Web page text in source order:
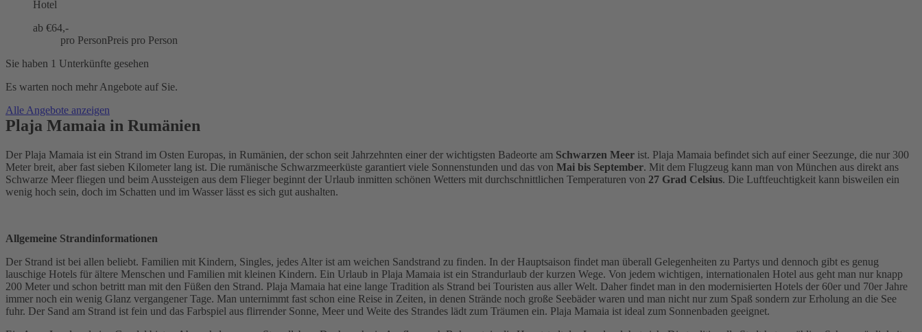
Hotel
ab €64,-
pro PersonPreis pro Person
Sie haben 1 Unterkünfte gesehen
Es warten noch mehr Angebote auf Sie.
Alle Angebote anzeigen
Plaja Mamaia in Rumänien
Der Plaja Mamaia ist ein Strand im Osten Europas, in Rumänien, der schon seit Jahrzehnten einer der wichtigsten Badeorte am Schwarzen Meer ist. Plaja Mamaia befindet sich auf einer Seezunge, die nur 300
Meter breit, aber fast sieben Kilometer lang ist. Die rumänische Schwarzmeerküste garantiert viele Sonnenstunden und das von Mai bis September. Mit dem Flugzeug kann man von München aus direkt ans
Schwarze Meer fliegen und beim Aussteigen aus dem Flieger beginnt der Urlaub inmitten schönen Wetters mit durchschnittlichen Temperaturen von 27 Grad Celsius. Die Luftfeuchtigkeit kann bisweilen ein
wenig hoch sein, doch im Schatten und im Wasser lässt es sich gut aushalten.
Allgemeine Strandinformationen
Der Strand ist bei allen beliebt. Familien mit Kindern, Singles, jedes Alter ist am weichen Sandstrand zu finden. In der Hauptsaison findet man überall Gelegenheiten zu Partys und dennoch gibt es genug
lauschige Hotels für ältere Menschen und Familien mit kleinen Kindern. Ein Urlaub in Plaja Mamaia ist ein Strandurlaub der kurzen Wege. Von jedem wichtigen, internationalen Hotel aus geht man nur knapp
200 Meter und schon betritt man mit den Füßen den Strand. Plaja Mamaia hat eine lange Tradition als Strand bei Touristen aus aller Welt. Daher findet man in den modernisierten Hotels der 60er und 70er Jahre
immer noch ein wenig Glanz vergangener Tage. Man unternimmt fast schon eine Reise in Zeiten, in denen Strände noch große Seebäder waren und man nicht nur zum Spaß sondern zur Erholung an die See
fuhr. Der Sand am Strand ist fein und das Farbspiel aus flirrender Sonne, Meer und Weite des Strandes lädt zum Träumen ein. Plaja Mamaia ist ideal zum Sonnenbaden geeignet.